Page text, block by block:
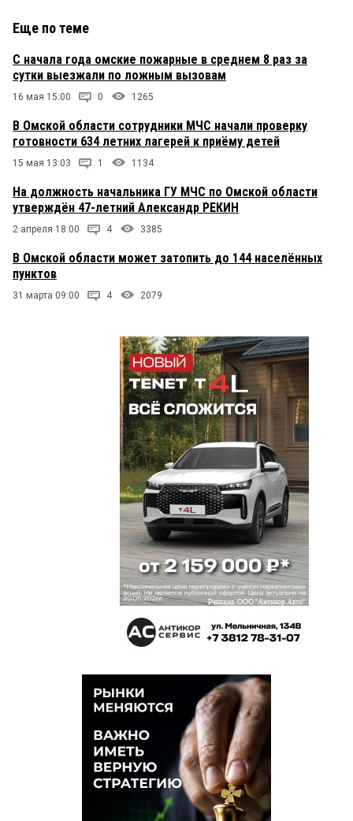
Еще по теме
С начала года омские пожарные в среднем 8 раз за
сутки выезжали по ложным вызовам
16 мая 15:00 0 1265
В Омской области сотрудники МЧС начали проверку
готовности 634 летних лагерей к приёму детей
15 мая 13:03 1 1134
На должность начальника ГУ МЧС по Омской области
утверждён 47-летний Александр РЕКИН
2 апреля 18:00 4 3385
В Омской области может затопить до 144 населённых
пунктов
31 марта 09:00 4 2079